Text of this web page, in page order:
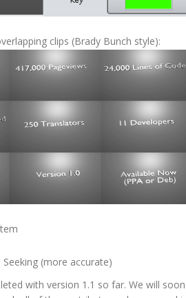
clips (Brady Bunch style):
(more accurate)
with version 1.1 so far. We will